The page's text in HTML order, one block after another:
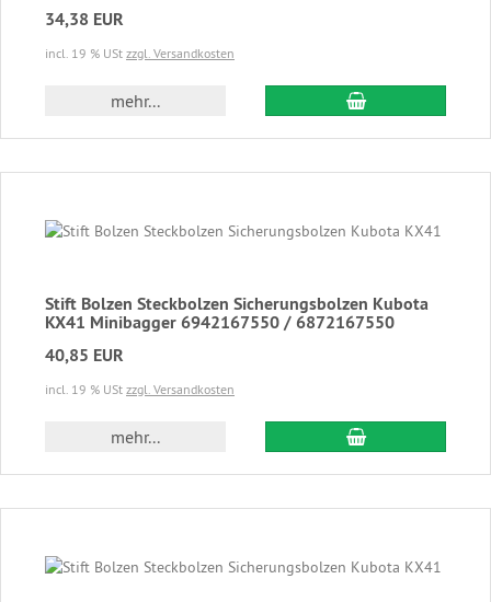
34,38 EUR
incl. 19 % USt zzgl. Versandkosten
mehr... In den
Stift Bolzen Steckbolzen Sicherungsbolzen Kubota
KX41 Minibagger 6942167550 / 6872167550
40,85 EUR
incl. 19 % USt zzgl. Versandkosten
mehr... In den